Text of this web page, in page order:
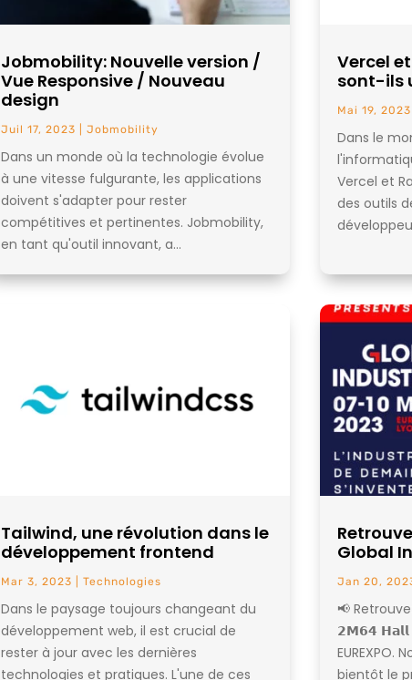
Jobmobility: Nouvelle version /
Vue Responsive / Nouveau
design
Juil 17, 2023 Jobmobility
Dans un monde où la technologie évolue
à une vitesse fulgurante, les applications
doivent s'adapter pour rester
compétitives et pertinentes. Jobmobility,
en tant qu'outil innovant, a...
Tailwind, une révolution dans le
développement frontend
Mar 3, 2023 Technologies
Dans le paysage toujours changeant du
développement web, il est crucial de
rester à jour avec les dernières
technologies et pratiques. L'une de ces
Vercel
sont-ils
Mai 19, 2023
Dans le
Vercel et
des outils
Global
Jan 20,
📢
𝟮𝗠𝟲𝟰 𝗛𝗮𝗹𝗹
EUREXPO.
bientôt le